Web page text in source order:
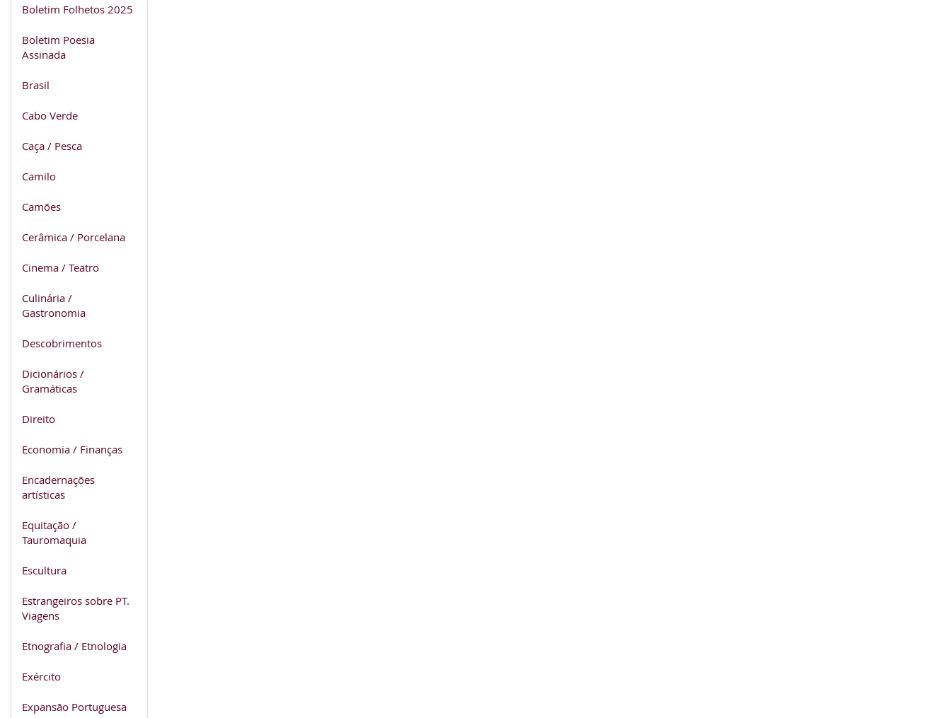
Boletim Folhetos 2025
Boletim Poesia
Assinada
Brasil
Cabo Verde
Caça / Pesca
Camilo
Camões
Cerâmica / Porcelana
Cinema / Teatro
Culinária /
Gastronomia
Descobrimentos
Dicionários /
Gramáticas
Direito
Economia / Finanças
Encadernações
artísticas
Equitação /
Tauromaquia
Escultura
Estrangeiros sobre PT.
Viagens
Etnografia / Etnologia
Exército
Expansão Portuguesa